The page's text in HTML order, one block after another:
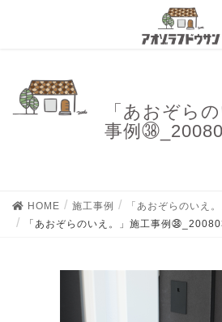
「あおぞら
事例㊳
HOME 施工事例
「あおぞらのいえ
「あおぞらのいえ。」施工事例㊳